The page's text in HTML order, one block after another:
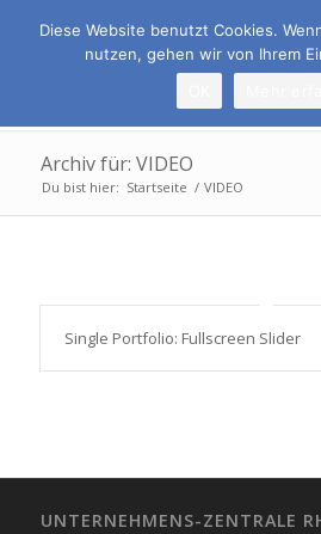
Archiv für: VIDEO
Du bist hier: Startseite / VIDEO
Single Portfolio: Fullscreen Slider
UNTERNEHMENS-ZENTRALE
Diese Website benutzt Cookies.
nutzen, gehen wir von Ihrem